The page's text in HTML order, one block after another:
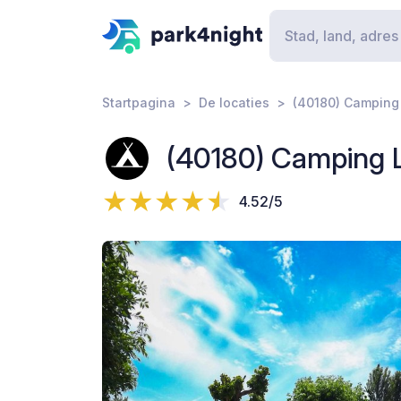
Startpagina De locaties (40180)
(40180) Camping
4.52/5